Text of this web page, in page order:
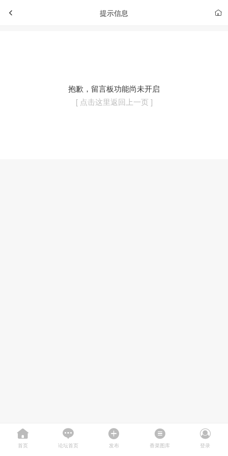
提示信息
抱歉，留言板功能尚未开启
[ 点击这里返回上一页 ]
首页 论坛首页 发布 香菜图库 登录